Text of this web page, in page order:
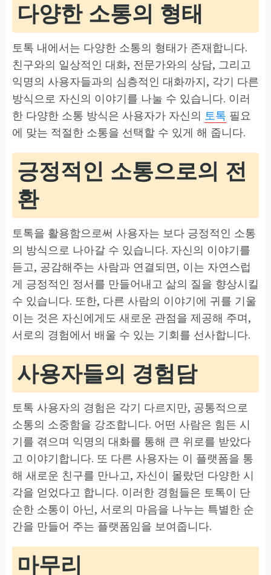
다양한 소통의 형태
토톡 내에서는 다양한 소통의 형태가 존재합니다.
친구와의 일상적인 대화, 전문가와의 상담, 그리고
익명의 사용자들과의 심층적인 대화까지, 각기 다른
방식으로 자신의 이야기를 나눌 수 있습니다. 이러
한 다양한 소통 방식은 사용자가 자신의 토톡 필요
에 맞는 적절한 소통을 선택할 수 있게 해 줍니다.
긍정적인 소통으로의 전
환
토톡을 활용함으로써 사용자는 보다 긍정적인 소통
의 방식으로 나아갈 수 있습니다. 자신의 이야기를
듣고, 공감해주는 사람과 연결되면, 이는 자연스럽
게 긍정적인 정서를 만들어내고 삶의 질을 향상시킬
수 있습니다. 또한, 다른 사람의 이야기에 귀를 기울
이는 것은 자신에게도 새로운 관점을 제공해 주며,
서로의 경험에서 배울 수 있는 기회를 선사합니다.
사용자들의 경험담
토톡 사용자의 경험은 각기 다르지만, 공통적으로
소통의 소중함을 강조합니다. 어떤 사람은 힘든 시
기를 겪으며 익명의 대화를 통해 큰 위로를 받았다
고 이야기합니다. 또 다른 사용자는 이 플랫폼을 통
해 새로운 친구를 만나고, 자신이 몰랐던 다양한 시
각을 얻었다고 합니다. 이러한 경험들은 토톡이 단
순한 소통이 아닌, 서로의 마음을 나누는 특별한 순
간을 만들어 주는 플랫폼임을 보여줍니다.
마무리